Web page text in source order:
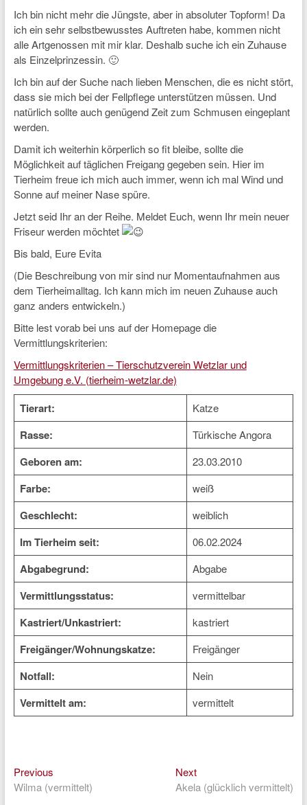
Ich bin nicht mehr die Jüngste, aber in absoluter Topform! Da
ich ein sehr selbstbewusstes Auftreten habe, kommen nicht
alle Artgenossen mit mir klar. Deshalb suche ich ein Zuhause
als Einzelprinzessin. 🙂
Ich bin auf der Suche nach lieben Menschen, die es nicht stört,
dass sie mich bei der Fellpflege unterstützen müssen. Und
natürlich sollte auch genügend Zeit zum Schmusen eingeplant
werden.
Damit ich weiterhin körperlich so fit bleibe, sollte die
Möglichkeit auf täglichen Freigang gegeben sein. Hier im
Tierheim freue ich mich auch immer, wenn ich mal Wind und
Sonne auf meiner Nase spüre.
Jetzt seid Ihr an der Reihe. Meldet Euch, wenn Ihr mein neuer
Friseur werden möchtet
Bis bald, Eure Evita
(Die Beschreibung von mir sind nur Momentaufnahmen aus
dem Tierheimalltag. Ich kann mich im neuen Zuhause auch
ganz anders entwickeln.)
Bitte lest vorab bei uns auf der Homepage die
Vermittlungskriterien:
Vermittlungskriterien – Tierschutzverein Wetzlar und
Umgebung e.V. (tierheim-wetzlar.de)
Tierart: Katze
Rasse: Türkische Angora
Geboren am: 23.03.2010
Farbe: weiß
Geschlecht: weiblich
Im Tierheim seit: 06.02.2024
Abgabegrund: Abgabe
Vermittlungsstatus: vermittelbar
Kastriert/Unkastriert: kastriert
Freigänger/Wohnungskatze: Freigänger
Notfall: Nein
Vermittelt am: vermittelt
Beitragsnavigation
PreviousPrevious
post:
Wilma (vermittelt)
NextNext
post:
Akela (glücklich vermittelt)